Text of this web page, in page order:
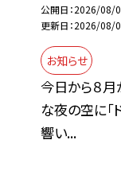
公開日 2026/08/
更新日 2026/08/
お知らせ
今日から８月
な夜の空に「
響い...